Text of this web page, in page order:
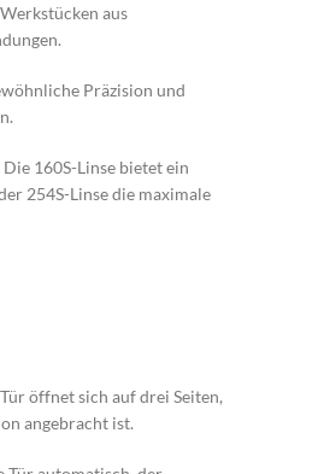
aus
Präzision und
160S-Linse bietet ein
254S-Linse die maximale
öffnet sich auf drei Seiten,
angebracht ist.